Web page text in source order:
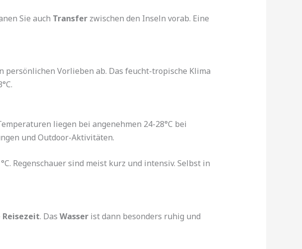
Sie auch Transferzwischen den Inseln vorab. Eine
Vorlieben ab. Das feucht-tropische Klima
liegen bei angenehmen 24-28°C bei
und Outdoor-Aktivitäten.
Regenschauer sind meist kurz und intensiv. Selbst in
Reisezeit. Das Wasserist dann besonders ruhig und